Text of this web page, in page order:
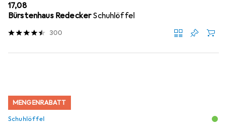
EUR
17,08
Bürstenhaus RedeckerSchuhlöffel
300
MENGENRABATT
Schuhlöffel